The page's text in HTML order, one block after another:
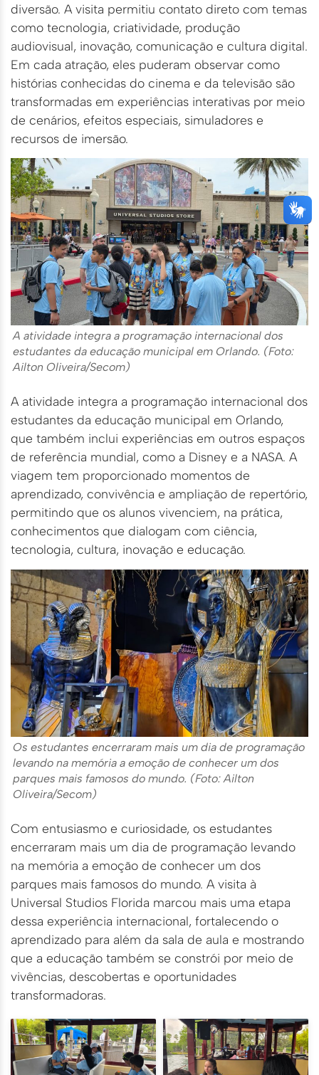
diversão. A visita permitiu contato direto com temas
como tecnologia, criatividade, produção
audiovisual, inovação, comunicação e cultura digital.
Em cada atração, eles puderam observar como
histórias conhecidas do cinema e da televisão são
transformadas em experiências interativas por meio
de cenários, efeitos especiais, simuladores e
recursos de imersão.
A atividade integra a programação internacional dos
estudantes da educação municipal em Orlando. (Foto:
Ailton Oliveira/Secom)
A atividade integra a programação internacional dos
estudantes da educação municipal em Orlando,
que também inclui experiências em outros espaços
de referência mundial, como a Disney e a NASA. A
viagem tem proporcionado momentos de
aprendizado, convivência e ampliação de repertório,
permitindo que os alunos vivenciem, na prática,
conhecimentos que dialogam com ciência,
tecnologia, cultura, inovação e educação.
Os estudantes encerraram mais um dia de programação
levando na memória a emoção de conhecer um dos
parques mais famosos do mundo. (Foto: Ailton
Oliveira/Secom)
Com entusiasmo e curiosidade, os estudantes
encerraram mais um dia de programação levando
na memória a emoção de conhecer um dos
parques mais famosos do mundo. A visita à
Universal Studios Florida marcou mais uma etapa
dessa experiência internacional, fortalecendo o
aprendizado para além da sala de aula e mostrando
que a educação também se constrói por meio de
vivências, descobertas e oportunidades
transformadoras.